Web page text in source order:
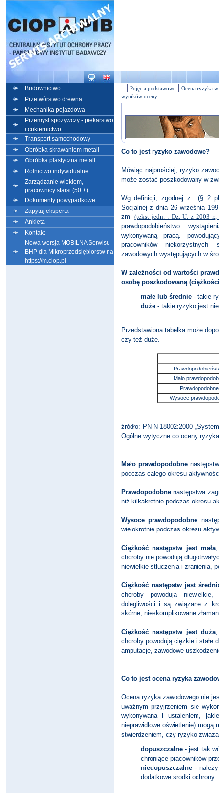
Budownictwo
Przetwórstwo drewna
Mechanika pojazdowa
Przemysł spożywczy - piekarstwo
i cukiernictwo
Transport samochodowy
Obróbka skrawaniem metali
Obróbka plastyczna metali
Rolnictwo indywidualne
Zarządzanie wiekiem,
pracownicy starsi (50 +)
Dokumenty powypadkowe
Zapytaj eksperta
Ankieta
Kontakt
Nowa wersja MOBILNA Serwisu
BHP dla Mikroprzedsiębiorstw na
https://m.ciop.pl
Pojęcia podstawowe|
Ocena ryzyka
wyników oceny
Co to jest ryzyko zawodowe?
Mówiąc najprościej, ryzyko
może zostać poszkodowany w
Wg definicji, zgodnej z (§ 2
Socjalnej z dnia 26 września
zm.(tekst jedn. : Dz. U. z 2003 r.,
prawdopodobieństwo
wykonywaną pracą,
pracowników
zawodowych występujących w
W zależności od wartości
osobę poszkodowaną
małe lub średnie- takie
duże- takie ryzyko jest
Przedstawiona tabelka może
czy też duże.
Mało
Prawdopodobne
Wysoce
źródło: PN-N-18002:2000
Ogólne wytyczne do oceny
Mało prawdopodobne
podczas całego okresu
Prawdopodobnenastępstwa
niż kilkakrotnie podczas okresu
Wysoce prawdopodobne
wielokrotnie podczas okresu
Ciężkość następstw jest mała,
choroby nie powodują
niewielkie stłuczenia i zranienia,
Ciężkość następstw jest
choroby powodują niewielkie,
dolegliwości i są związane z
skórne, nieskomplikowane
Ciężkość następstw jest duża,
choroby powodują ciężkie i stałe
amputacje, zawodowe
Co to jest ocena ryzyka
Ocena ryzyka zawodowego nie
uważnym przyjrzeniem się
wykonywana i ustaleniem,
nieprawidłowe oświetlenie) mogą
stwierdzeniem, czy ryzyko
dopuszczalne- jest tak
chroniące pracowników
niedopuszczalne- należy
dodatkowe środki ochrony.